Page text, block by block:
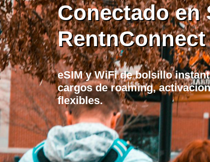
Conectado en
RentnConnect
eSIM y WiFi de bolsillo
cargos de roaming,
flexibles.